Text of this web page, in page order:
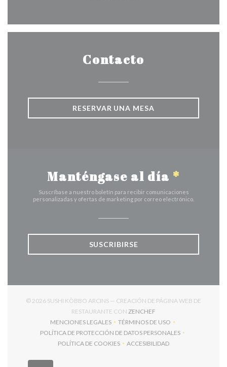
Contacto
RESERVAR UNA MESA
Manténgase al día *
Suscríbase a nuestro boletín para recibir comunicaciones
personalizadas y ofertas de marketing por correo electrónico.
SUSCRIBIRSE
© 2026 SUSHI KÒBBO ARCINS — CREACIÓN DE PÁGINA WEB DE
RESTAURANTE CON ZENCHEF
MENCIONES LEGALES
((ABRE EN UNA NUEVA VENTANA))
TÉRMINOS DE USO
((ABRE EN UNA NUEVA
POLÍTICA DE PROTECCIÓN DE DATOS PERSONALES
((ABRE EN UNA NUEVA VENTANA))
POLÍTICA DE COOKIES
((ABRE EN UNA NUEVA VENTANA))
ACCESIBILIDAD
((ABRE EN UNA NUEVA